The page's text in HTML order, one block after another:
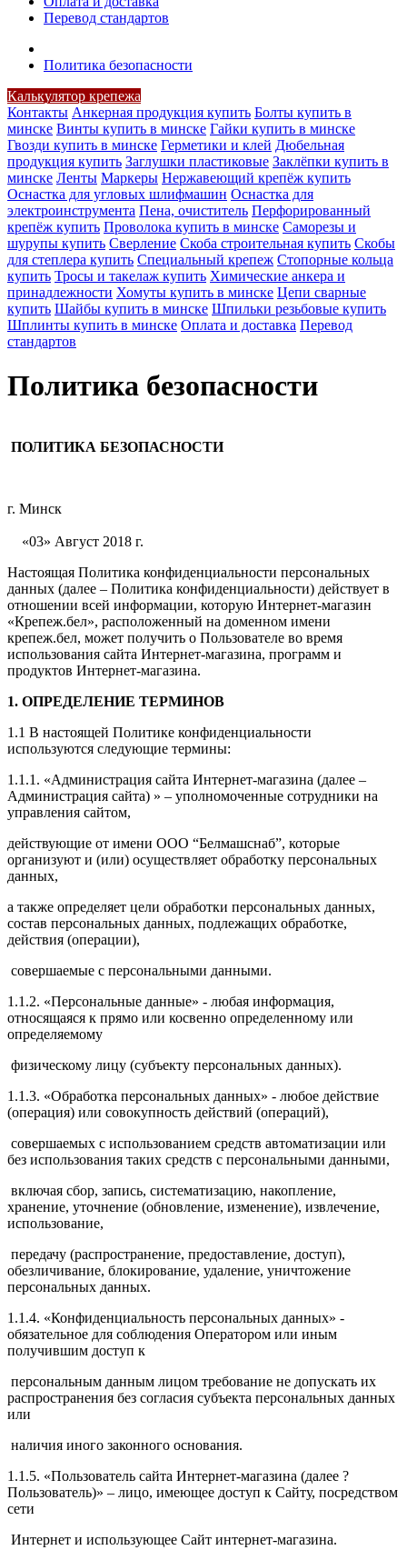
Перевод стандартов
Политика безопасности
Калькулятор крепежа
Контакты Анкерная продукция купить Болты купить в
минске Винты купить в минске Гайки купить в минске
Гвозди купить в минске Герметики и клей Дюбельная
продукция купить Заглушки пластиковые Заклёпки купить в
минске Ленты Маркеры Нержавеющий крепёж купить
Оснастка для угловых шлифмашин Оснастка для
электроинструмента Пена, очиститель Перфорированный
крепёж купить Проволока купить в минске Саморезы и
шурупы купить Сверление Скоба строительная купить Скобы
для степлера купить Специальный крепеж Стопорные кольца
купить Тросы и такелаж купить Химические анкера и
принадлежности Хомуты купить в минске Цепи сварные
купить Шайбы купить в минске Шпильки резьбовые купить
Шплинты купить в минске Оплата и доставка Перевод
стандартов
Политика безопасности
ПОЛИТИКА БЕЗОПАСНОСТИ
г. Минск
«03» Август 2018 г.
Настоящая Политика конфиденциальности персональных
данных (далее – Политика конфиденциальности) действует в
отношении всей информации, которую Интернет-магазин
«Крепеж.бел», расположенный на доменном имени
крепеж.бел, может получить о Пользователе во время
использования сайта Интернет-магазина, программ и
продуктов Интернет-магазина.
1. ОПРЕДЕЛЕНИЕ ТЕРМИНОВ
1.1 В настоящей Политике конфиденциальности
используются следующие термины:
1.1.1. «Администрация сайта Интернет-магазина (далее –
Администрация сайта) » – уполномоченные сотрудники на
управления сайтом,
действующие от имени ООО “Белмашснаб”, которые
организуют и (или) осуществляет обработку персональных
данных,
а также определяет цели обработки персональных данных,
состав персональных данных, подлежащих обработке,
действия (операции),
совершаемые с персональными данными.
1.1.2. «Персональные данные» - любая информация,
относящаяся к прямо или косвенно определенному или
определяемому
физическому лицу (субъекту персональных данных).
1.1.3. «Обработка персональных данных» - любое действие
(операция) или совокупность действий (операций),
совершаемых с использованием средств автоматизации или
без использования таких средств с персональными данными,
включая сбор, запись, систематизацию, накопление,
хранение, уточнение (обновление, изменение), извлечение,
использование,
передачу (распространение, предоставление, доступ),
обезличивание, блокирование, удаление, уничтожение
персональных данных.
1.1.4. «Конфиденциальность персональных данных» -
обязательное для соблюдения Оператором или иным
получившим доступ к
персональным данным лицом требование не допускать их
распространения без согласия субъекта персональных данных
или
наличия иного законного основания.
1.1.5. «Пользователь сайта Интернет-магазина (далее ?
Пользователь)» – лицо, имеющее доступ к Сайту, посредством
сети
Интернет и использующее Сайт интернет-магазина.